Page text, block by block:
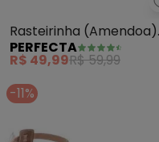
Rasteirinha (Amendoa)
com Tiras
PERFECTA
R$ 49,99R$ 59,99
-11%